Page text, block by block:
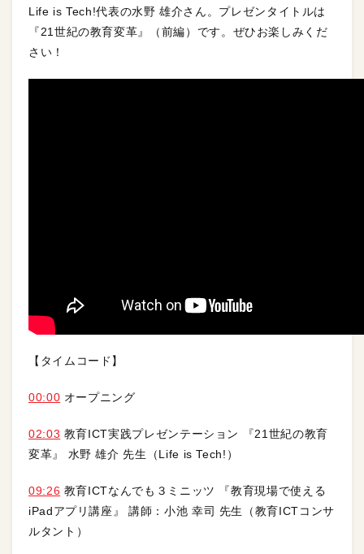
Life is Tech!代表の水野 雄介さん。プレゼンタイトルは
『21世紀の教育変革』（前編）です。ぜひお楽しみくだ
さい！
【タイムコード】
00:00 オープニング
02:03 教育ICT実践プレゼンテーション 『21世紀の教育
変革』 水野 雄介 先生（Life is Tech!）
09:26 教育ICTなんでも３ミニッツ 『教育現場で使える
iPadアプリ講座』 講師：小池 幸司 先生（教育ICTコンサ
ルタント）